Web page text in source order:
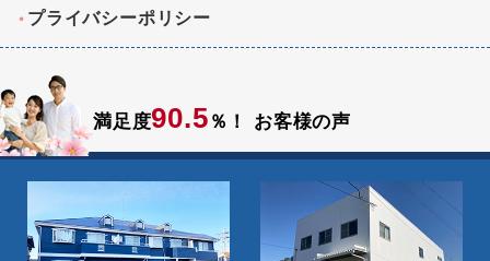
プライバシーポリシー
満足度90.5 ％！ お客様の声